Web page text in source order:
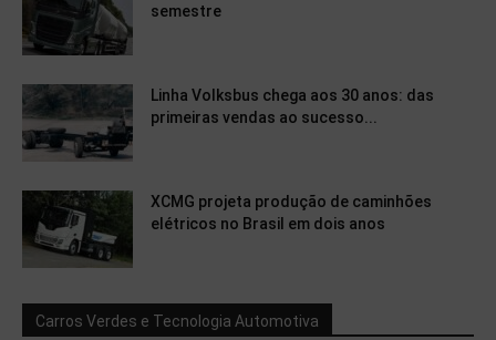
semestre
Linha Volksbus chega aos 30 anos: das
primeiras vendas ao sucesso...
XCMG projeta produção de caminhões
elétricos no Brasil em dois anos
Carros Verdes e Tecnologia Automotiva